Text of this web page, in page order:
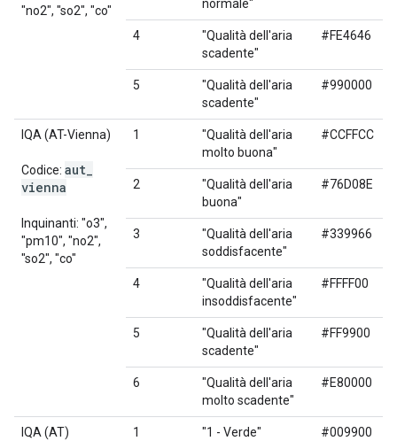
"no2", "so2", "co" normale"
4
"Qualità dell'aria
scadente"
#FE4646
5
"Qualità dell'aria
scadente"
#990000
IQA (AT-Vienna)
Codice: aut
vienna
Inquinanti: "o3",
"pm10", "no2",
"so2", "co"
1
"Qualità dell'aria
molto buona"
#CCFFCC
2
"Qualità dell'aria
buona"
#76D08E
3
"Qualità dell'aria
soddisfacente"
#339966
4
"Qualità dell'aria
insoddisfacente"
#FFFF00
5
"Qualità dell'aria
scadente"
#FF9900
6
"Qualità dell'aria
molto scadente"
#E80000
IQA (AT) 1 "1 - Verde" #009900